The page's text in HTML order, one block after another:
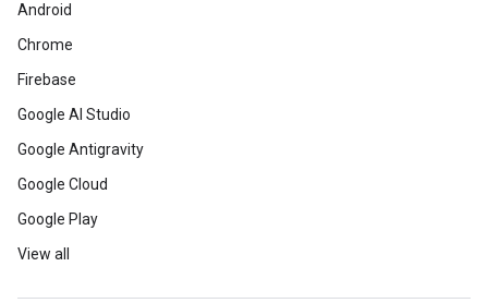
Android
Chrome
Firebase
Google AI Studio
Google Antigravity
Google Cloud
Google Play
View all